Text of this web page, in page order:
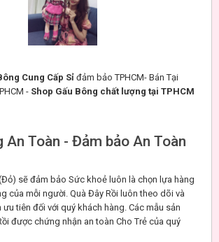
Cung Cấp Sỉ đảm bảo TPHCM- Bán Tại
- Shop Gấu Bông chất lượng tại TPHCM
An Toàn - Đảm bảo An Toàn
sẽ đảm bảo Sức khoẻ luôn là chọn lựa hàng
của mỗi người. Quà Đây Rồi luôn theo dõi và
tiên đối với quý khách hàng. Các mẫu sản
được chứng nhận an toàn Cho Trẻ của quý